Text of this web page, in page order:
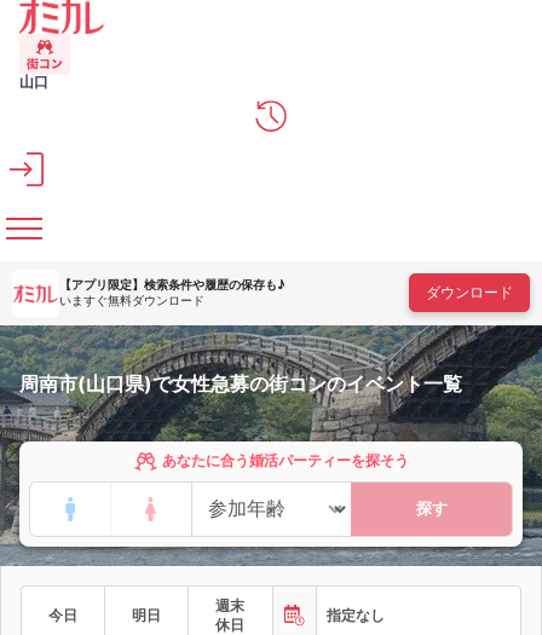
メインコンテンツへスキップ
山口
【アプリ限定】 検索条件や履歴の保存も♪
いますぐ無料ダウンロード
ダウンロード
周南市(山口県)で女性急募の街コンのイベント一覧
あなたに合う婚活パーティーを探そう
探す
今日 明日
週末
休日
指定なし